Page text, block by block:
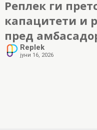
Реплек ги
капацитети и
пред
Replek
јуни 16, 2026